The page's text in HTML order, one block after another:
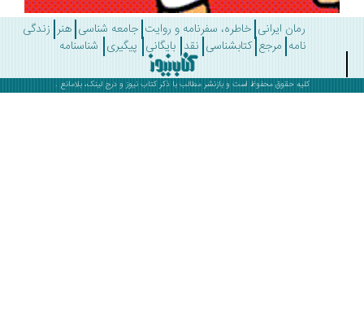
رمان ایرانی خاطره، سفرنامه و روایت جامعه شناسی هنر زندگی
مرجع کتابشناسی نقد بایگانی پیگیری شناسنامه
کلیه حقوق محفوظ است و بازنشر مطالب با ذکرکتاب نیوزو درج لینک، بلامانع .